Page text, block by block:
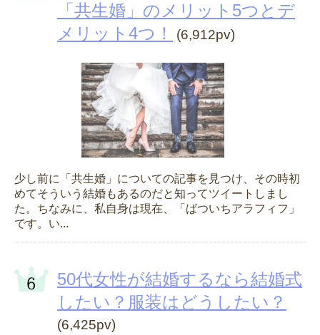
「共生婚」のメリット5つとデ
メリット4つ！
(6,912pv)
少し前に「共生婚」についての記事を見つけ、その時初
めてそういう結婚もあるのだと知ってツイートしまし
た。ちなみに、私自身は現在、「ばついちアラフィフ」
です。い...
50代女性が結婚するなら結婚式
したい？服装はどうしたい？
(6,425pv)